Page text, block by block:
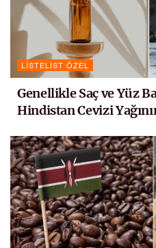
LISTELIST ÖZEL
Genellikle Saç ve Yüz
Hindistan Cevizi